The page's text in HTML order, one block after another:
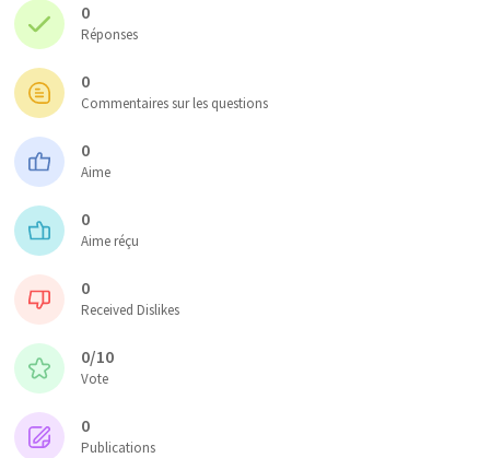
0
Réponses
0
Commentaires sur les questions
0
Aime
0
Aime réçu
0
Received Dislikes
0/10
Vote
0
Publications